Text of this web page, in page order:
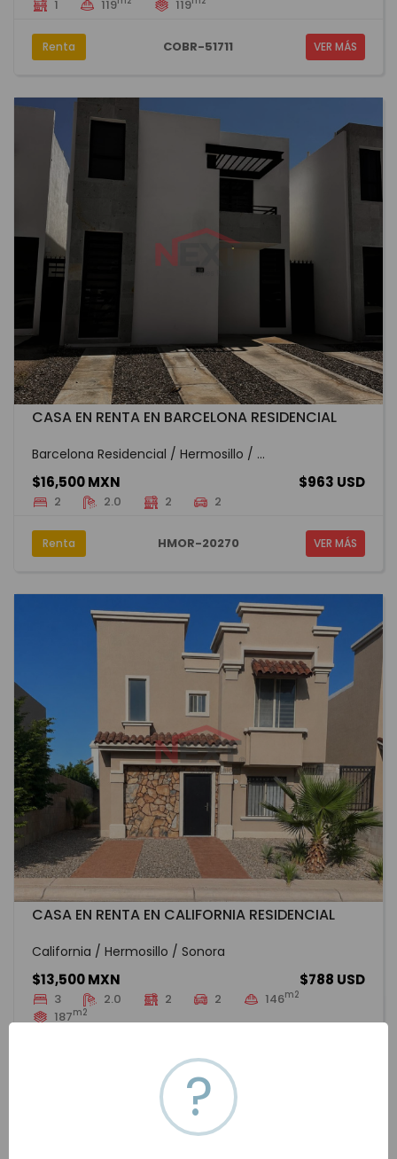
1 119 119
Renta COBR-51711 VER MÁS
CASA EN RENTA EN BARCELONA RESIDENCIAL
Barcelona Residencial / Hermosillo / ...
$16,500 MXN $963 USD
2 2.0 2 2
Renta HMOR-20270 VER MÁS
CASA EN RENTA EN CALIFORNIA RESIDENCIAL
California / Hermosillo / Sonora
$13,500 MXN $788 USD
3 2.0 2 2 146m2
187m2
HMOR-20204
?